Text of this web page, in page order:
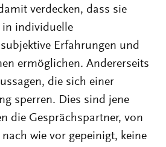
verdecken, dass sie
in individuelle
Erfahrungen und
ermöglichen. Andererseits
die sich einer
sperren. Dies sind jene
die Gesprächspartner, von
wie vor gepeinigt, keine